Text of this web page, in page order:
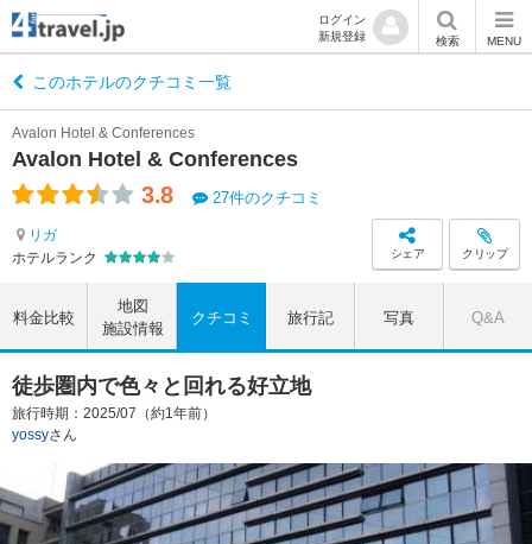
ログイン
新規登録
検索 MENU
このホテルのクチコミ一覧
Avalon Hotel & Conferences
Avalon Hotel & Conferences
3.8 27件のクチコミ
リガ
ホテルランク
シェア クリップ
料金比較
地図
施設情報
クチコミ 旅行記 写真 Q&A
徒歩圏内で色々と回れる好立地
旅行時期：2025/07（約1年前）
yossyさん